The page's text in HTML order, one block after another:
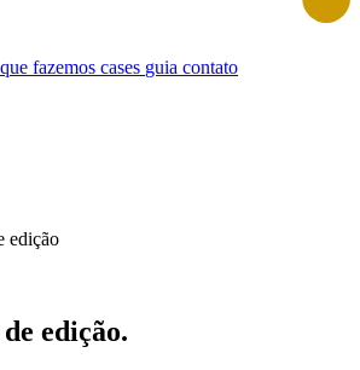
fazemos cases guia contato
edição
edição.